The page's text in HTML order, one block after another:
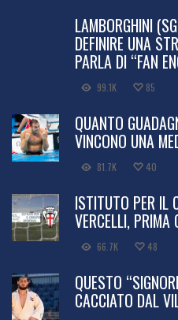
LAMBORGHINI
DEFINIRE UNA
PARLA DI “FAN
99.1K 85
QUANTO
VINCONO UNA
81.7K 40
ISTITUTO PER IL
VERCELLI, PRIMA
66.7K 48
QUESTO
CACCIATO DAL